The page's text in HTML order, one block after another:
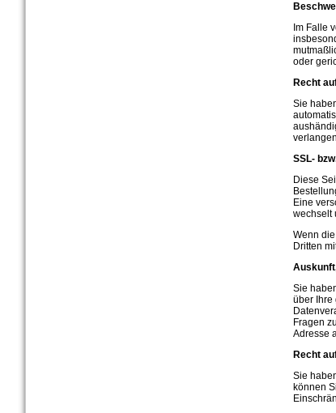
Im Falle
oder
Recht
Sie
SSL-
Diese
Eine
wechselt
Wenn
Dritten
Sie
über Ihre
Fragen
Adresse
Recht
Sie
können